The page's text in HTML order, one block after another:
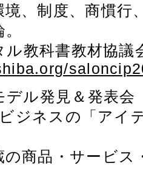
境、制度、商慣
ル教科書教材協議
ル発見＆発表会
ジネスの「アイ
の商品・サービス